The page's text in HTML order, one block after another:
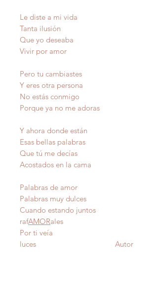
Le diste a mi vida
Tanta ilusión
Que yo deseaba
Vivir por amor
Pero tu cambiastes
Y eres otra persona
No estás conmigo
Porque ya no me adoras
Y ahora donde están
Esas bellas palabras
Que tú me decías
Acostados en la cama
Palabras de amor
Palabras muy dulces
Cuando estando juntos
rafAMORales
Por ti veía
luces Autor